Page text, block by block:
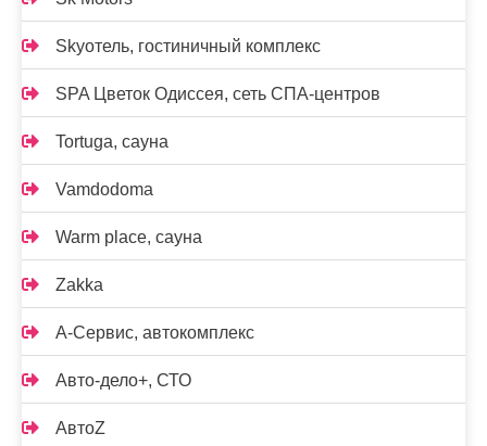
Skyотель, гостиничный комплекс
SPA Цветок Одиссея, сеть СПА-центров
Tortuga, сауна
Vamdodoma
Warm place, сауна
Zakka
А-Сервис, автокомплекс
Авто-дело+, СТО
АвтоZ